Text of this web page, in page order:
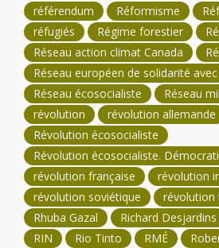
référendum
Réformisme
réfugiés
Régime forestier
Réseau action climat Canada
Réseau européen de solidarité avec
Réseau écosocialiste
Réseau
révolution
révolution allemande
Révolution écosocialiste
Révolution écosocialiste.
révolution française
révolution
révolution soviétique
révolution
Rhuba Gazal
Richard Desjardins
RIN
Rio Tinto RMÉ